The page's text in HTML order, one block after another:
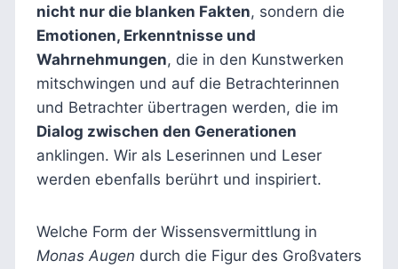
nicht nur die blanken Fakten, sondern die
Emotionen, Erkenntnisse und
Wahrnehmungen, die in den Kunstwerken
mitschwingen und auf die Betrachterinnen
und Betrachter übertragen werden, die im
Dialog zwischen den Generationen
anklingen. Wir als Leserinnen und Leser
werden ebenfalls berührt und inspiriert.
Welche Form der Wissensvermittlung in
Monas Augen durch die Figur des Großvaters